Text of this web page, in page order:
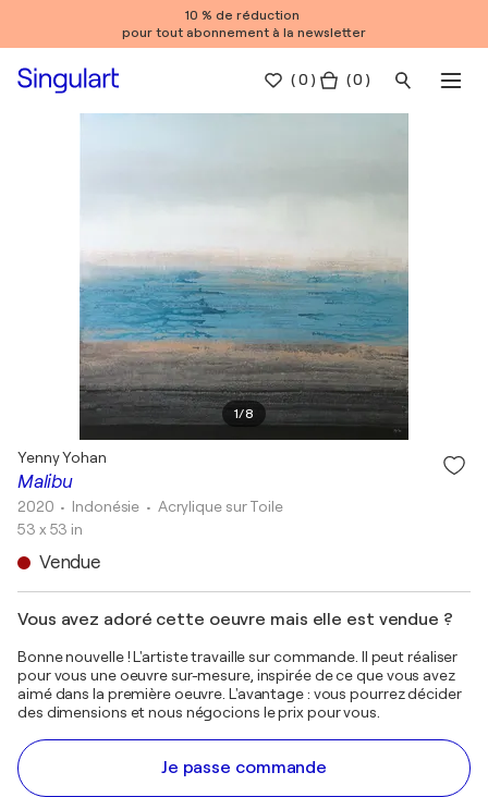
10 % de réduction
pour tout abonnement à la newsletter
(0 ) ( 0 )
1/8
Malibu
Yenny Yohan
2020 • Indonésie • Acrylique sur Toile
53 x 53 in
Vendue
Vous avez adoré cette oeuvre mais elle est vendue ?
Bonne nouvelle ! L'artiste travaille sur commande. Il peut réaliser
pour vous une oeuvre sur-mesure, inspirée de ce que vous avez
aimé dans la première oeuvre. L'avantage : vous pourrez décider
des dimensions et nous négocions le prix pour vous.
Je passe commande